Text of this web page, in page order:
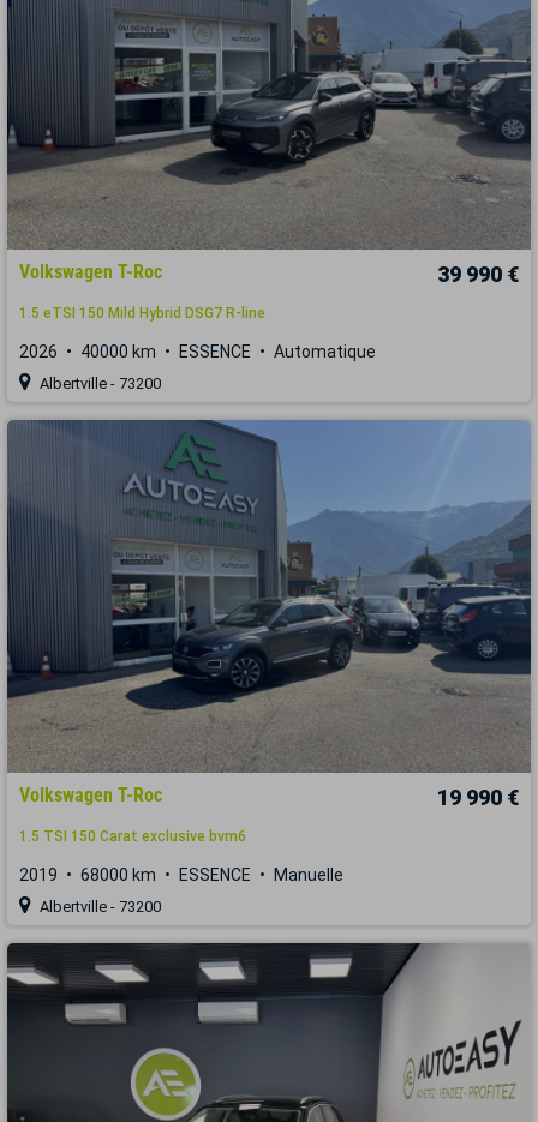
Volkswagen T-Roc 39 990 €
1.5 eTSI 150 Mild Hybrid DSG7 R-line
2026 40000 km ESSENCE Automatique
Albertville - 73200
Volkswagen T-Roc 19 990 €
1.5 TSI 150 Carat exclusive bvm6
2019 68000 km ESSENCE Manuelle
Albertville - 73200